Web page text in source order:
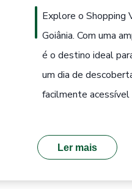
Explore o Shopping
Goiânia. Com uma
é o destino ideal
um dia de
facilmente acessível
Ler mais